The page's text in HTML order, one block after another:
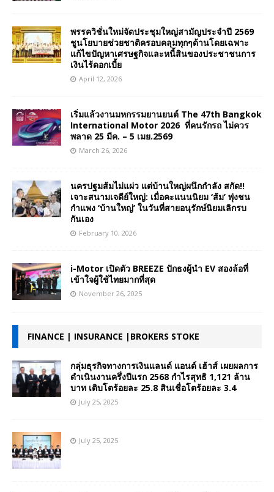
พรรควิชั่นใหม่จัดประชุมใหญ่สามัญประจำปี 2569
ชูนโยบายช่วยชาติครอบคลุมทุกๆด้านโดยเฉพาะ
แก้ไขปัญหาเศรษฐกิจและหนี้สินของประชาชนการ
เงินไร้ดอกเบี้ย
April 12, 2026
เริ่มแล้วงานมหกรรมยานยนต์ The 47th Bangkok
International Motor 2026 ที่คนรักรถ ไม่ควร
พลาด 25 มีค. – 5 เมย.2569
March 26, 2026
นครปฐมส้มไม่แผ่ว แต่บ้านใหญ่ผนึกกำลัง สกัด!!
เจาะสนามเจดีย์ใหญ่: เมื่อคะแนนนิยม ‘ส้ม’ พุ่งชน
กำแพง ‘บ้านใหญ่’ ในวันที่สายอนุรักษ์นิยมเลิกรบ
กันเอง
February 10, 2026
i-Motor เปิดตัว BREEZE ปักธงผู้นำ EV สองล้อที่
เข้าใจผู้ใช้ไทยมากที่สุด
November 26, 2025
FINANCE | INSURANCE |BROKERS STOKE
กลุ่มธุรกิจทางการเงินแลนด์ แอนด์ เฮ้าส์ เผยผลการ
ดำเนินงานครึ่งปีแรก 2568 กำไรสุทธิ 1,121 ล้าน
บาท เติบโตร้อยละ 25.8 สินเชื่อโตร้อยละ 3.4
July 25, 2025
July 25, 2025